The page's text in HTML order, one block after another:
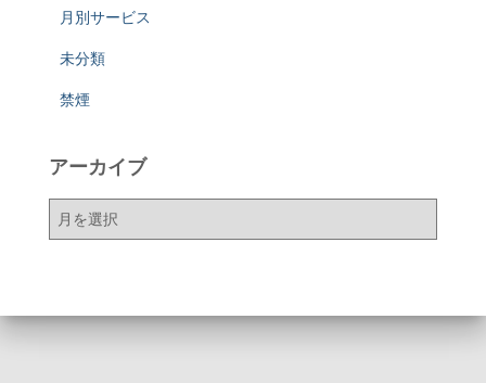
月別サービス
未分類
禁煙
アーカイブ
ア
ー